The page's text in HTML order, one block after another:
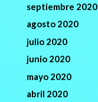
septiembre 2020
agosto 2020
julio 2020
junio 2020
mayo 2020
abril 2020